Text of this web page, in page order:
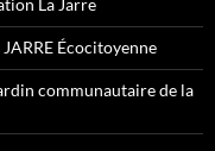
La Jarre
Écocitoyenne
communautaire de la